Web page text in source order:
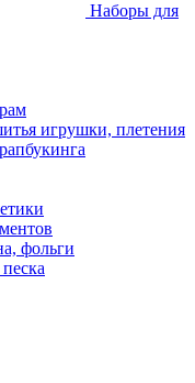
Наборы для
игрушки, плетения
фольги